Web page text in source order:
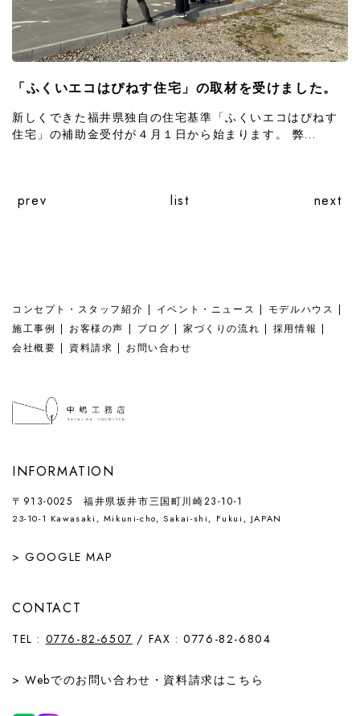
「ふくいエコはぴねす住宅」の取材を受けました。
新しくできた福井県独自の住宅基準「ふくいエコはぴねす
住宅」の補助金受付が４月１日から始まります。 弊...
prev list next
コンセプト・スタッフ紹介 イベント・ニュース
モデルハウス
施工事例
お客様の声 ブログ 家づくりの流れ
採用情報
会社概要
資料請求 お問い合わせ
INFORMATION
〒913-0025 福井県坂井市三国町川崎23-10-1
23-10-1 Kawasaki, Mikuni-cho, Sakai-shi, Fukui, JAPAN
> GOOGLE MAP
CONTACT
TEL : 0776-82-6507 / FAX : 0776-82-6804
> Webでのお問い合わせ ・ 資料請求はこちら